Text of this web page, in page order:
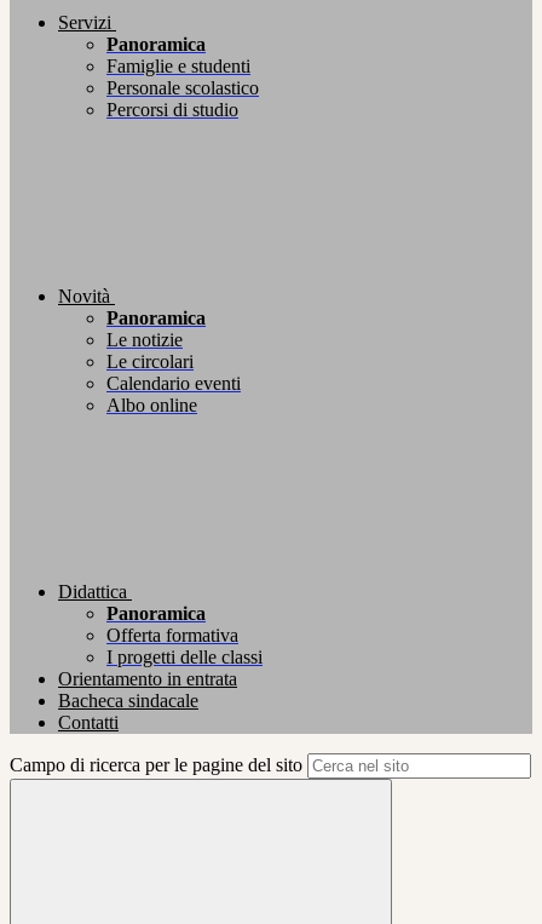
Servizi
Panoramica
Famiglie e studenti
Personale scolastico
Percorsi di studio
Novità
Panoramica
Le notizie
Le circolari
Calendario eventi
Albo online
Didattica
Panoramica
Offerta formativa
I progetti delle classi
Orientamento in entrata
Bacheca sindacale
Contatti
Campo di ricerca per le pagine del sito